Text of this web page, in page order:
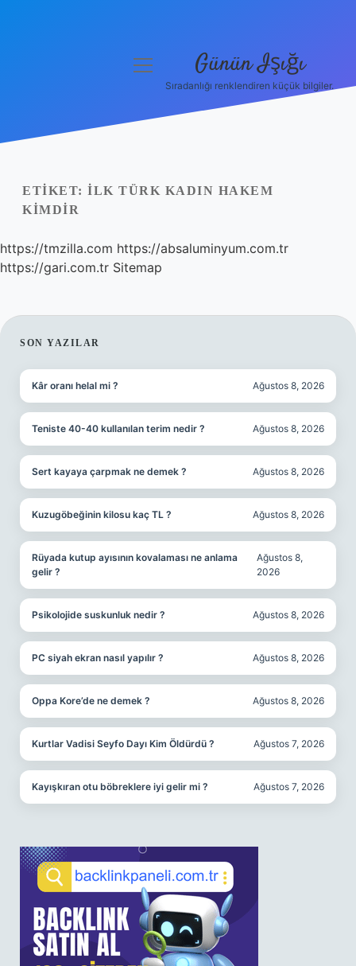
Yasal Uyarı
menüyü
Günün Işığı
Sıradanlığı renklendiren küçük bilgiler.
ETIKET: İLK TÜRK KADIN HAKEM
KIMDIR
https://tmzilla.com https://absaluminyum.com.tr
https://gari.com.tr Sitemap
SIDEBAR
SON YAZILAR
Kâr oranı helal mi ? Ağustos 8, 2026
Teniste 40-40 kullanılan terim nedir ? Ağustos 8, 2026
Sert kayaya çarpmak ne demek ? Ağustos 8, 2026
Kuzugöbeğinin kilosu kaç TL ? Ağustos 8, 2026
Rüyada kutup ayısının kovalaması ne anlama
gelir ?
Ağustos 8,
2026
Psikolojide suskunluk nedir ? Ağustos 8, 2026
PC siyah ekran nasıl yapılır ? Ağustos 8, 2026
Oppa Kore’de ne demek ? Ağustos 8, 2026
Kurtlar Vadisi Seyfo Dayı Kim Öldürdü ? Ağustos 7, 2026
Kayışkıran otu böbreklere iyi gelir mi ? Ağustos 7, 2026